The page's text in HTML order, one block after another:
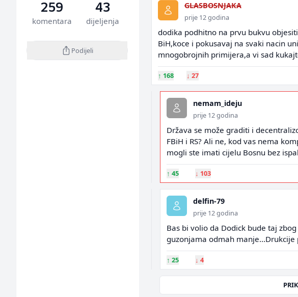
259
komentara
43
dijeljenja
Podijeli
GLASBOSNJAKA
prije 12 godina
dodika podhitno na prvu bukvu
BiH,koce i pokusavaj na svaki nacin
mnogobrojnih primijera,a vi sad
↑ 168 ↓ 27
nemam_ideju
prije 12 godina
Država se može graditi i
FBiH i RS? Ali ne, kod vas nema
mogli ste imati cijelu Bosnu bez
↑ 45 ↓ 103
delfin-79
prije 12 godina
Bas bi volio da Dodick bude taj
guzonjama odmah manje...Drukcije
↑ 25 ↓ 4